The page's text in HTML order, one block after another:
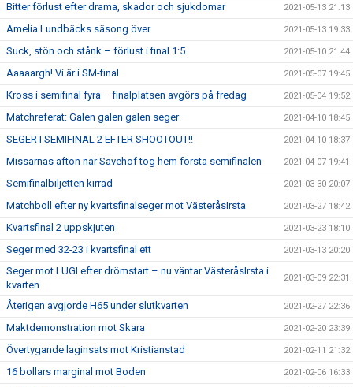
Bitter förlust efter drama, skador och sjukdomar 2021-05-13 21:13
Amelia Lundbäcks säsong över 2021-05-13 19:33
Suck, stön och stånk – förlust i final 1:5 2021-05-10 21:44
Aaaaargh! Vi är i SM-final 2021-05-07 19:45
Kross i semifinal fyra – finalplatsen avgörs på fredag 2021-05-04 19:52
Matchreferat: Galen galen galen seger 2021-04-10 18:45
SEGER I SEMIFINAL 2 EFTER SHOOTOUT!! 2021-04-10 18:37
Missarnas afton när Sävehof tog hem första semifinalen 2021-04-07 19:41
Semifinalbiljetten kirrad 2021-03-30 20:07
Matchboll efter ny kvartsfinalseger mot VästeråsIrsta 2021-03-27 18:42
Kvartsfinal 2 uppskjuten 2021-03-23 18:10
Seger med 32-23 i kvartsfinal ett 2021-03-13 20:20
Seger mot LUGI efter drömstart – nu väntar VästeråsIrsta i
kvarten
2021-03-09 22:31
Återigen avgjorde H65 under slutkvarten 2021-02-27 22:36
Maktdemonstration mot Skara 2021-02-20 23:39
Övertygande laginsats mot Kristianstad 2021-02-11 21:32
16 bollars marginal mot Boden 2021-02-06 16:33